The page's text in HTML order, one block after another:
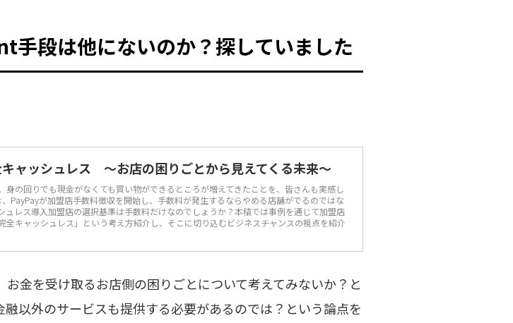
手段は他にないのか？探していました
ャッシュレス ～お店の困りごとから見えてくる未来～
の回りでも現金がなくても買い物ができるところが増えてきたことを、皆さんも実感し
PayPayが加盟店手数料徴収を開始し、手数料が発生するならやめる店舗がでるのではな
ュレス導入加盟店の選択基準は手数料だけなのでしょうか？本稿では事例を通じて加盟店
キャッシュレス」という考え方紹介し、そこに切り込むビジネスチャンスの視点を紹介
金を受け取るお店側の困りごとについて考えてみないか？と
以外のサービスも提供する必要があるのでは？という論点を